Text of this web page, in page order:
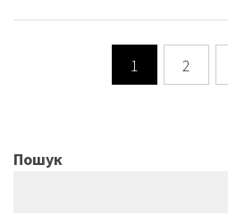
1 2
Пошук